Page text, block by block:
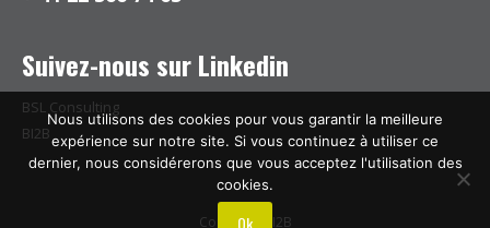
Suivez-nous sur Linkedin
BSL Consulting
BI2B
Copyright BI2B
Nous utilisons des cookies pour vous garantir la meilleure
expérience sur notre site. Si vous continuez à utiliser ce
dernier, nous considérerons que vous acceptez l'utilisation des
cookies.
Ok